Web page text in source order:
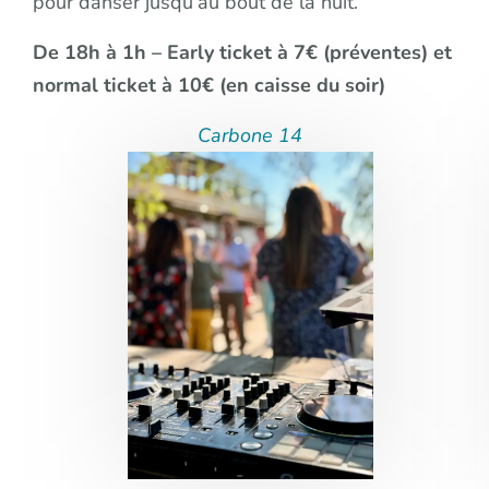
De 18h à 1h – Early ticket à 7€ (préventes) et
normal ticket à 10€ (en caisse du soir)
Carbone 14